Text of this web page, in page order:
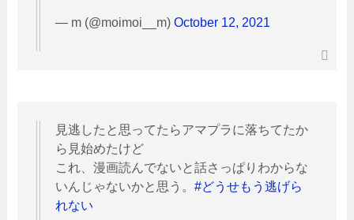
— m (@moimoi__m)October 12, 2021
見逃したと思ってたらアマプラに落ちてたか
ら見始めたけど
これ、漫画読んでないと話さっぱりわからな
いんじゃないかと思う。#どうせもう逃げら
れない